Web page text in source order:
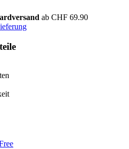
ab CHF 69.90